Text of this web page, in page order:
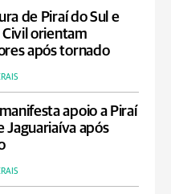
de Piraí do Sul e
Civil orientam
após tornado
apoio a Piraí
Jaguariaíva após